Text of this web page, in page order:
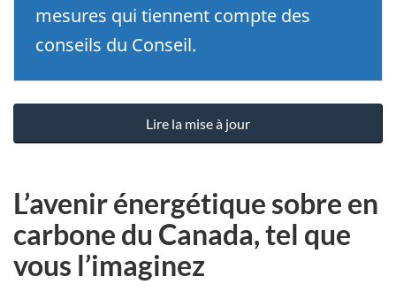
mesures qui tiennent compte des
conseils du Conseil.
Lire la mise à jour
L’avenir énergétique sobre en
carbone du Canada, tel que
vous l’imaginez